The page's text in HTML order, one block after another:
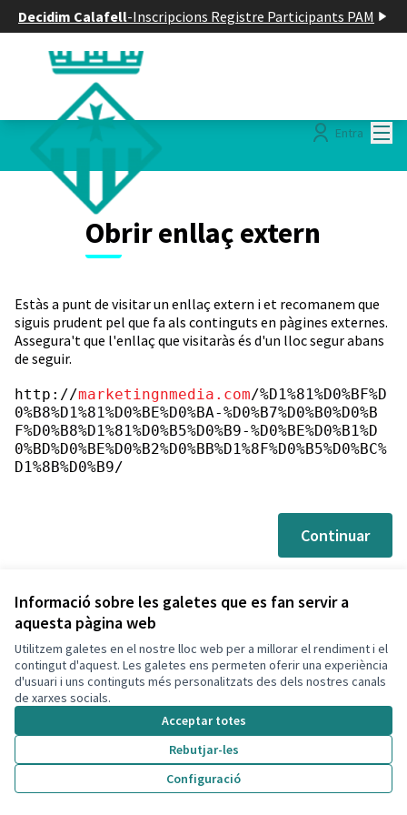
Informació sobre les galetes que es fan servir a
aquesta pàgina web
Utilitzem galetes en el nostre lloc web per a millorar el rendiment i el
contingut d'aquest. Les galetes ens permeten oferir una experiència
d'usuari i uns continguts més personalitzats des dels nostres canals
de xarxes socials.
Acceptar totes
Rebutjar-les
Configuració
Decidim Calafell-Inscripcions Registre Participants PAM
Entra
Obrir enllaç extern
Estàs a punt de visitar un enllaç extern i et recomanem que
siguis prudent pel que fa als continguts en pàgines externes.
Assegura't que l'enllaç que visitaràs és d'un lloc segur abans
de seguir.
http://marketingnmedia.com/%D1%81%D0%BF%D
0%B8%D1%81%D0%BE%D0%BA-%D0%B7%D0%B0%D0%B
F%D0%B8%D1%81%D0%B5%D0%B9-%D0%BE%D0%B1%D
0%BD%D0%BE%D0%B2%D0%BB%D1%8F%D0%B5%D0%BC%
D1%8B%D0%B9/
Continuar
Termes i condicions d'ús
Configuració de les galetes
Decidim Calafell a X
(Enllaç extern)
Decidim Calafell a Facebook
Decidim Calafell a YouTube
Decidim Calafell a GitHub
(Enllaç extern)
Web creada ambprogramari lliure .
Amb
(Enllaç